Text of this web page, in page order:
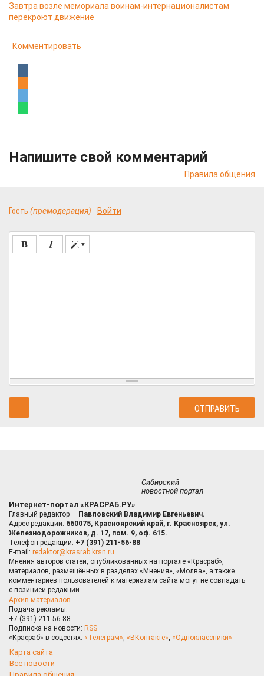
Завтра возле мемориала воинам-интернационалистам
перекроют движение
Комментировать
Напишите свой комментарий
Правила общения
Гость (премодерация) Войти
Сибирский
новостной портал
Интернет-портал «КРАСРАБ.РУ»
Главный редактор — Павловский Владимир Евгеньевич.
Адрес редакции: 660075, Красноярский край, г. Красноярск, ул.
Железнодорожников, д. 17, пом. 9, оф. 615.
Телефон редакции: +7 (391) 211-56-88
E-mail: redaktor@krasrab.krsn.ru
Мнения авторов статей, опубликованных на портале «Красраб»,
материалов, размещённых в разделах «Мнения», «Молва», а также
комментариев пользователей к материалам сайта могут не совпадать
с позицией редакции.
Архив материалов
Подача рекламы:
+7 (391) 211-56-88
Подписка на новости: RSS
«Красраб» в соцсетях: «Телеграм», «ВКонтакте», «Одноклассники»
Карта сайта
Все новости